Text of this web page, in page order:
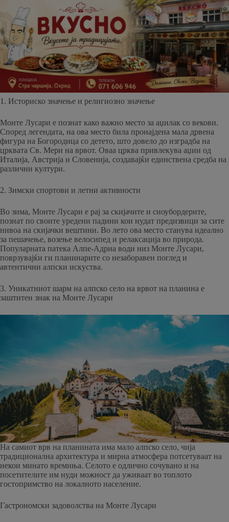
1. Историско значење и религиозно значење
Монте Лусари е познат како важно место за аџилак со векови.
Според легендата, на ова место била пронајдена мала дрвена
фигура на Богородица со детето, што довело до изградба на
црквата Св. Мери на врвот. Оваа црква привлекува аџии од
Италија, Австрија и Словенија, создавајќи единствена средба на
различни култури.
2. Зимски спортови и летни активности
Во зима, Монте Лусари е рај за скијачите и сноубордерите,
познат по своите уредени падини кои нудат предизвици за сите
нивоа на скијачки вештини. Во лето ова место станува идеално
за пешачење, возење велосипед и релаксација во природа.
Популарната патека Алпе-Адриа води низ Монте Лусари,
поврзувајќи ги планинарите со незаборавен поглед и
автентични алпски искуства.
3. Уникатниот шарм на алпско село на врвот на планина е
заштитен знак на Монте Лусари
На самиот врв на планината има мало алпско село, чија
традиционална архитектура и мирна атмосфера потсетуваат на
некои минато времиња. Селото е одлично сочувано и на
посетителите им нуди можност да уживаат во топлото
гостопримство на локалното население.
Гастрономски задоволства на Монте Лусари